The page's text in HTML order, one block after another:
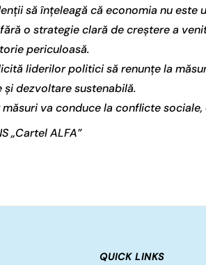
să înțeleagă că economia nu este
o strategie clară de creștere a
periculoasă.
liderilor politici să renunțe la
dezvoltare sustenabilă.
va conduce la conflicte
„Cartel ALFA”
QUICK LINKS